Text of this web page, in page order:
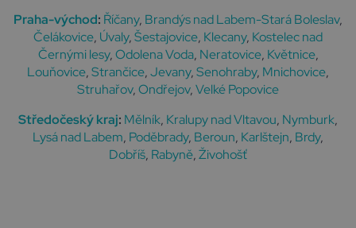
Praha-východ: Říčany, Brandýs nad Labem-Stará Boleslav,
Čelákovice, Úvaly,Šestajovice, Klecany, Kostelec nad
Černými lesy,Odolena Voda, Neratovice, Květnice,
Louňovice,Strančice,Jevany,Senohraby, Mnichovice,
Struhařov,Ondřejov,Velké Popovice
Středočeský kraj: Mělník, Kralupy nad Vltavou, Nymburk,
Lysá nad Labem, Poděbrady, Beroun, Karlštejn, Brdy,
Dobříš, Rabyně,Živohošť